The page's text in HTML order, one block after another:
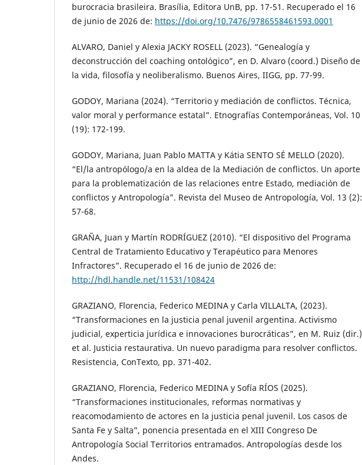
burocracia brasileira. Brasília, Editora UnB, pp. 17-51. Recuperado el 16
de junio de 2026 de: https://doi.org/10.7476/9786558461593.0001
ALVARO, Daniel y Alexia JACKY ROSELL (2023). “Genealogía y
deconstrucción del coaching ontológico”, en D. Alvaro (coord.) Diseño de
la vida, filosofía y neoliberalismo. Buenos Aires, IIGG, pp. 77-99.
GODOY, Mariana (2024). “Territorio y mediación de conflictos. Técnica,
valor moral y performance estatal”. Etnografías Contemporáneas, Vol. 10
(19): 172-199.
GODOY, Mariana, Juan Pablo MATTA y Kátia SENTO SÉ MELLO (2020).
“El/la antropólogo/a en la aldea de la Mediación de conflictos. Un aporte
para la problematización de las relaciones entre Estado, mediación de
conflictos y Antropología”. Revista del Museo de Antropología, Vol. 13 (2):
57-68.
GRAÑA, Juan y Martín RODRÍGUEZ (2010). “El dispositivo del Programa
Central de Tratamiento Educativo y Terapéutico para Menores
Infractores”. Recuperado el 16 de junio de 2026 de:
http://hdl.handle.net/11531/108424
GRAZIANO, Florencia, Federico MEDINA y Carla VILLALTA, (2023).
“Transformaciones en la justicia penal juvenil argentina. Activismo
judicial, experticia jurídica e innovaciones burocráticas”, en M. Ruiz (dir.)
et al. Justicia restaurativa. Un nuevo paradigma para resolver conflictos.
Resistencia, ConTexto, pp. 371-402.
GRAZIANO, Florencia, Federico MEDINA y Sofía RÍOS (2025).
“Transformaciones institucionales, reformas normativas y
reacomodamiento de actores en la justicia penal juvenil. Los casos de
Santa Fe y Salta”, ponencia presentada en el XIII Congreso De
Antropología Social Territorios entramados. Antropologías desde los
Andes.